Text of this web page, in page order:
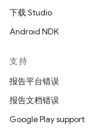
下载 Studio
Android NDK
支持
报告平台错误
报告文档错误
Google Play support